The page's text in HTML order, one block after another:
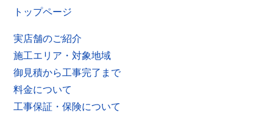
トップページ
実店舗のご紹介
施工エリア・対象地域
御見積から工事完了まで
料金について
工事保証・保険について